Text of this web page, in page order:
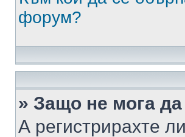
форум?
» Защо не мога
А регистрирахте